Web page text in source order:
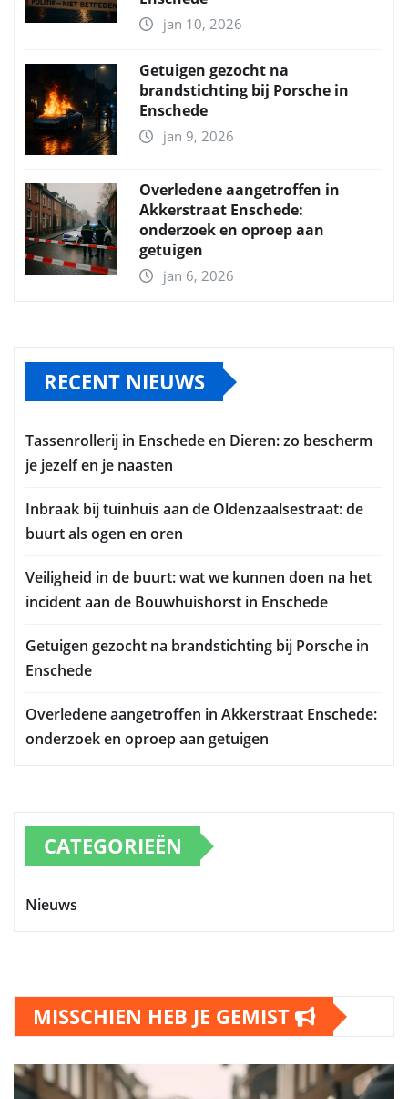
jan 10, 2026
Getuigen gezocht na
brandstichting bij Porsche in
Enschede
jan 9, 2026
Overledene aangetroffen in
Akkerstraat Enschede:
onderzoek en oproep aan
getuigen
jan 6, 2026
RECENT NIEUWS
Tassenrollerij in Enschede en Dieren: zo bescherm
je jezelf en je naasten
Inbraak bij tuinhuis aan de Oldenzaalsestraat: de
buurt als ogen en oren
Veiligheid in de buurt: wat we kunnen doen na het
incident aan de Bouwhuishorst in Enschede
Getuigen gezocht na brandstichting bij Porsche in
Enschede
Overledene aangetroffen in Akkerstraat Enschede:
onderzoek en oproep aan getuigen
CATEGORIEËN
Nieuws
MISSCHIEN HEB JE GEMIST